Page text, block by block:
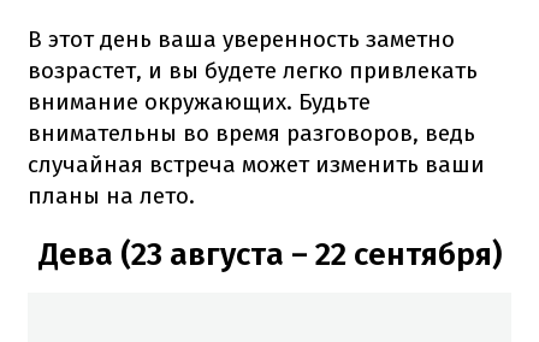
В этот день ваша уверенность заметно
возрастет, и вы будете легко привлекать
внимание окружающих. Будьте
внимательны во время разговоров, ведь
случайная встреча может изменить ваши
планы на лето.
Дева (23 августа – 22 сентября)